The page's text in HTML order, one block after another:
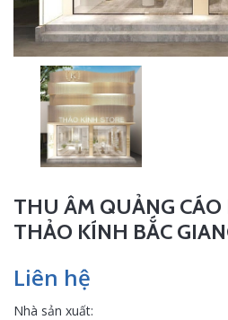
THU ÂM QUẢNG
THẢO KÍNH BẮC
Liên hệ
Nhà sản xuất: